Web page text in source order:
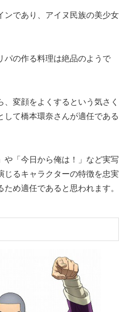
ンであり、アイヌ民族の美少女
パの作る料理は絶品のようで
変顔をよくするという気さく
して橋本環奈さんが適任である
や「今日から俺は！」など実写
じるキャラクターの特徴を忠実
め適任であると思われます。